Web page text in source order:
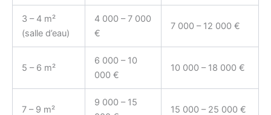
3 – 4 m²
(salle d’eau)
4 000 – 7 000
€
7 000 – 12 000 €
5 – 6 m²
6 000 – 10
000 €
10 000 – 18 000 €
7 – 9 m²
9 000 – 15
15 000 – 25 000 €